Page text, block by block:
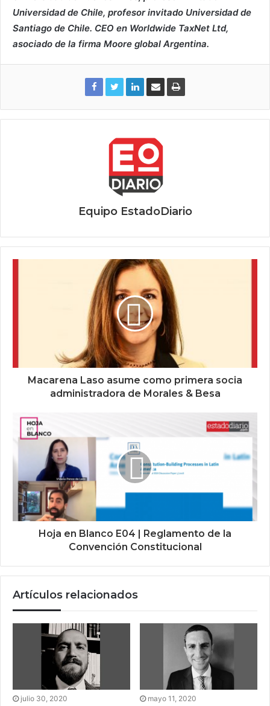
Universidad de Chile, profesor invitado Universidad de
Santiago de Chile. CEO en Worldwide TaxNet Ltd,
asociado de la firma Moore global Argentina.
Equipo EstadoDiario
Macarena Laso asume como primera socia
administradora de Morales & Besa
Hoja en Blanco E04 | Reglamento de la
Convención Constitucional
Artículos relacionados
julio 30, 2020 mayo 11, 2020